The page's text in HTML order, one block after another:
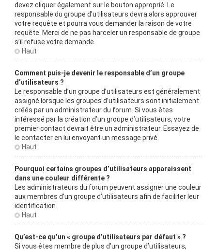
devez cliquer également sur le bouton approprié. Le
responsable du groupe d’utilisateurs devra alors approuver
votre requête et pourra vous demander la raison de votre
requête. Merci de ne pas harceler un responsable de groupe
s’il refuse votre demande.
Haut
Comment puis-je devenir le responsable d’un groupe
d’utilisateurs ?
Le responsable d’un groupe d’utilisateurs est généralement
assigné lorsque les groupes d’utilisateurs sont initialement
créés par un administrateur du forum. Si vous êtes
intéressé par la création d’un groupe d’utilisateurs, votre
premier contact devrait être un administrateur. Essayez de
le contacter en lui envoyant un message privé.
Haut
Pourquoi certains groupes d’utilisateurs apparaissent
dans une couleur différente ?
Les administrateurs du forum peuvent assigner une couleur
aux membres d’un groupe d’utilisateurs afin de faciliter leur
identification.
Haut
Qu’est-ce qu’un « groupe d’utilisateurs par défaut » ?
Si vous êtes membre de plus d’un groupe d’utilisateurs,